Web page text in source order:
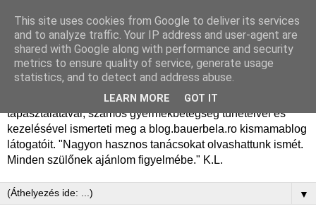
Dr. Bauer Béla Ph.D.
gyermekgyógyász
Dr. Bauer Béla Ph.D. gyermekgyógyász főorvos, 50 éves
tapasztalatával, számos gyermekbetegség tüneteivel és
kezelésével ismerteti meg a blog.bauerbela.ro kismamablog
látogatóit. "Nagyon hasznos tanácsokat olvashattunk ismét.
Minden szülőnek ajánlom figyelmébe." K.L.
▼
This site uses cookies from Google to deliver its services
and to analyze traffic. Your IP address and user-agent are
shared with Google along with performance and security
metrics to ensure quality of service, generate usage
statistics, and to detect and address abuse.
LEARN MORE GOT IT